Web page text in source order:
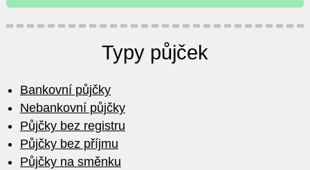
Typy půjček
Bankovní půjčky
Nebankovní půjčky
Půjčky bez registru
Půjčky bez příjmu
Půjčky na směnku